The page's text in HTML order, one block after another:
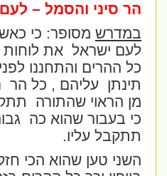
הר סיני והסמל – לעם
במדרשמסופר: כי
לעם ישראל את לוחות
כל ההרים והתחננו
תינתן עליהם , כל הר
מן הראוי שהתורה
כי בעבור שהוא כה
תתקבל עליו.
השני טען שהוא הכי חזק